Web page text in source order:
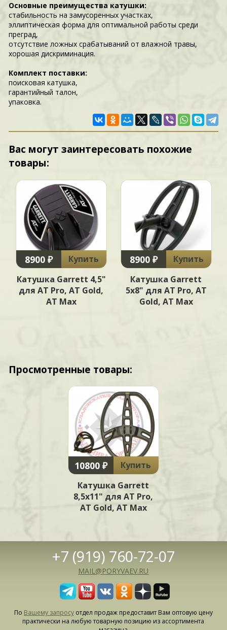
Основные преимущества катушки:
стабильность на замусоренных участках,
эллиптическая форма для оптимальной работы среди
преград,
отсутствие ложных срабатываний от влажной травы,
хорошая дискриминация.
Комплект поставки:
поисковая катушка,
гарантийный талон,
упаковка.
Вас могут заинтересовать похожие
товары:
8900 ₽
Купить
Катушка Garrett 4,5"
для AT Pro, AT Gold,
AT Max
8900 ₽
Купить
Катушка Garrett
5х8" для AT Pro, AT
Gold, AT Max
Просмотренные товары:
10800 ₽
Купить
Катушка Garrett
8,5x11" для AT Pro,
AT Gold, AT Max
+7 (919) 760-72-07
MAIL@PORYVAEV.RU
По Вашему запросуотдел продаж предоставит Вам оптовую цену
практически на любую товарную позицию из ассортимента